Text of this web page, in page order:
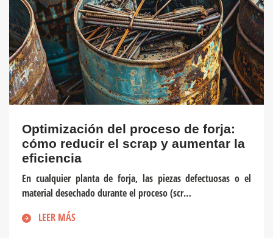
Optimización del proceso de forja:
cómo reducir el scrap y aumentar la
eficiencia
En cualquier planta de forja, las piezas defectuosas o el
material desechado durante el proceso (scr…
LEER MÁS